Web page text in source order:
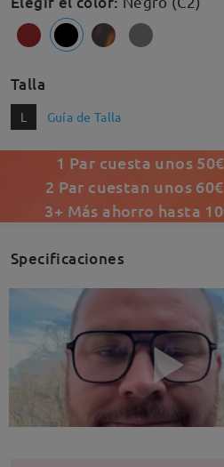
Talla
L Guía de Talla
1 Par cuesta unos
2 Par cuestan unos
3+ Más ahorro hasta
Specificaciones